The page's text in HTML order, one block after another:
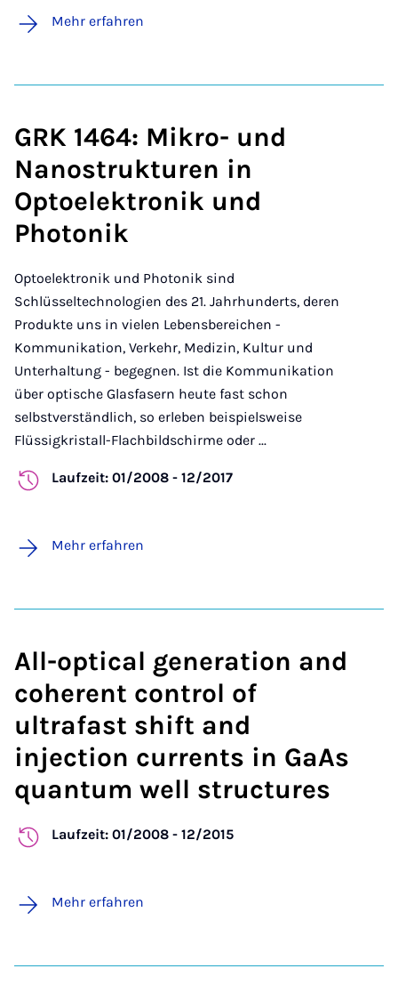
Mehr erfahren
GRK 1464: Mikro- und
Nanostrukturen in
Optoelektronik und
Photonik
Optoelektronik und Photonik sind
Schlüsseltechnologien des 21. Jahrhunderts, deren
Produkte uns in vielen Lebensbereichen -
Kommunikation, Verkehr, Medizin, Kultur und
Unterhaltung - begegnen. Ist die Kommunikation
über optische Glasfasern heute fast schon
selbstverständlich, so erleben beispielsweise
Flüssigkristall-Flachbildschirme oder ...
Laufzeit: 01/2008 - 12/2017
Mehr erfahren
All-optical generation and
coherent control of
ultrafast shift and
injection currents in GaAs
quantum well structures
Laufzeit: 01/2008 - 12/2015
Mehr erfahren